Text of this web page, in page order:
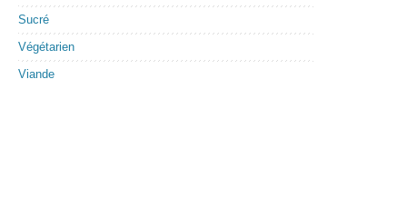
Sucré
Végétarien
Viande